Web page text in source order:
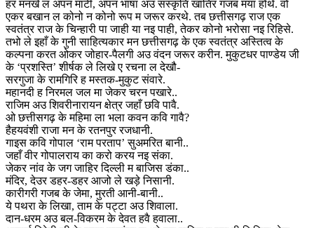
हर मनखे ल अपन माटी, अपन भाषा अउ संस्कृति खातिर गजब मया होथे. वो
एकर बखान ल कोनो न कोनो रूप म जरूर करथे. तब छत्तीसगढ़ राज एक
स्वतंत्र राज के चिन्हारी पा जाही या नइ पाही, तेकर कोनो भरोसा नइ रिहिसे.
तभो ले इहाँ के गुनी साहित्यकार मन छत्तीसगढ़ के एक स्वतंत्र अस्तित्व के
कल्पना करत ओकर जोहार-पैलगी अउ वंदन जरूर करीन. मुकुटधर पाण्डेय जी
के ‘प्रशस्ति’ शीर्षक ले लिखे ए रचना ल देखौ-
सरगुजा के रामगिरि ह मस्तक-मुकुट संवारे.
महानदी ह निरमल जल मा जेकर चरन पखारे..
राजिम अउ शिवरीनारायन क्षेत्र जहाँ छवि पावै.
ओ छत्तीसगढ़ के महिमा ला भला कवन कवि गावै?
हैहयवंशी राजा मन के रतनपुर रजधानी.
गाइस कवि गोपाल ‘राम परताप’ सुअमरित बानी..
जहाँ वीर गोपालराय का करो करय नइ संका.
जेकर नांव के जग जाहिर दिल्ली म बाजिस डंका..
मंदिर, देउर डहर-डहर आजो ले खड़े निसानी.
कारीगरी गजब के जेमा, मुरती आनी-बानी..
ये पथरा के लिखा, ताम के पट्टा अउ शिवाला.
दान-धरम अउ बल-विकरम के देवत हवै हवाला..